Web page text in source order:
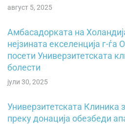
август 5, 2025
Амбасадорката на
нејзината екселенција г-ѓа
посети Универзитетската
болести
јули 30, 2025
Универзитетската Клиника
преку донација обезбеди